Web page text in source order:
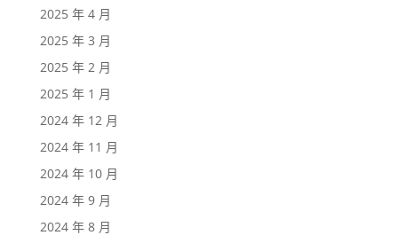
2025 年 4 月
2025 年 3 月
2025 年 2 月
2025 年 1 月
2024 年 12 月
2024 年 11 月
2024 年 10 月
2024 年 9 月
2024 年 8 月